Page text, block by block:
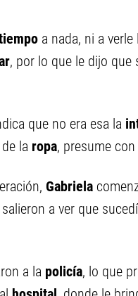
a nada, ni a
, por lo que le dijo que
que no era esa la
la ropa, presume
Gabriela
a ver que
a la policía, lo que